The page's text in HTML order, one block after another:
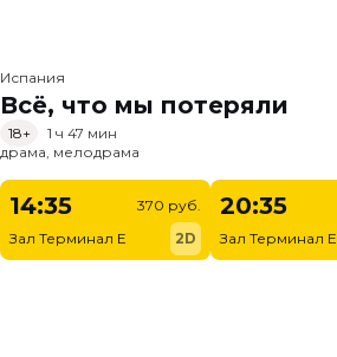
Испания
Всё, что мы потеряли
18+
1 ч 47 мин
драма, мелодрама
14:35
Зал Терминал E
370 руб.
2D
20:35
Зал Терминал E